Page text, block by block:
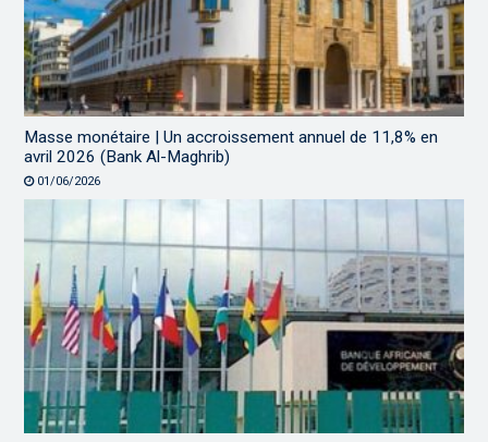
Masse monétaire | Un accroissement annuel de 11,8% en
avril 2026 (Bank Al-Maghrib)
01/06/2026